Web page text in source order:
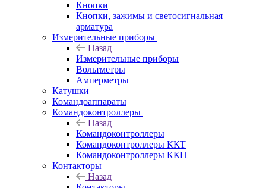
Кнопки
Кнопки, зажимы и светосигнальная
арматура
Измерительные приборы
Назад
Измерительные приборы
Вольтметры
Амперметры
Катушки
Командоаппараты
Командоконтроллеры
Назад
Командоконтроллеры
Командоконтроллеры ККТ
Командоконтроллеры ККП
Контакторы
Назад